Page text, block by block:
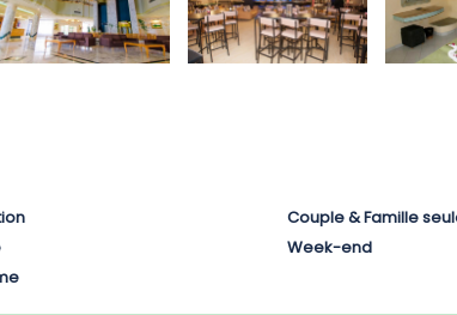
Couple & Famille
Week-end